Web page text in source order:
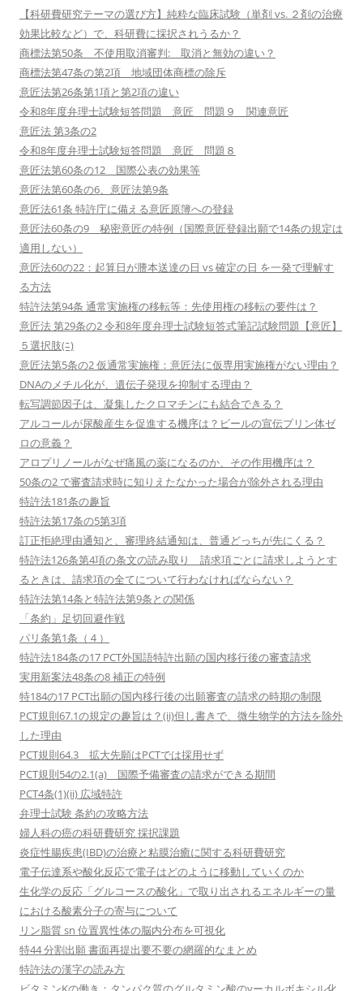
【科研費研究テーマの選び方】純粋な臨床試験（単剤 vs. ２剤の治療
効果比較など）で、科研費に採択されうるか？
商標法第50条 不使用取消審判: 取消と無効の違い？
商標法第47条の第2項 地域団体商標の除斥
意匠法第26条第1項と第2項の違い
令和8年度弁理士試験短答問題 意匠 問題９ 関連意匠
意匠法 第3条の2
令和8年度弁理士試験短答問題 意匠 問題８
意匠法第60条の12 国際公表の効果等
意匠法第60条の6、意匠法第9条
意匠法61条 特許庁に備える意匠原簿への登録
意匠法60条の9 秘密意匠の特例（国際意匠登録出願で14条の規定は
適用しない）
意匠法60の22：起算日が謄本送達の日 vs 確定の日 を一発で理解す
る方法
特許法第94条 通常実施権の移転等：先使用権の移転の要件は？
意匠法 第29条の2 令和8年度弁理士試験短答式筆記試験問題【意匠】
５選択肢(ﾆ)
意匠法第5条の2 仮通常実施権：意匠法に仮専用実施権がない理由？
DNAのメチル化が、遺伝子発現を抑制する理由？
転写調節因子は、凝集したクロマチンにも結合できる？
アルコールが尿酸産生を促進する機序は？ビールの宣伝プリン体ゼ
ロの意義？
アロプリノールがなぜ痛風の薬になるのか、その作用機序は？
50条の2 で審査請求時に知りえたなかった場合が除外される理由
特許法181条の趣旨
特許法第17条の5第3項
訂正拒絶理由通知と、審理終結通知は、普通どっちが先にくる？
特許法126条第4項の条文の読み取り 請求項ごとに請求しようとす
るときは、請求項の全てについて行わなければならない？
特許法第14条と特許法第9条との関係
「条約」足切回避作戦
パリ条第1条（４）
特許法184条の17 PCT外国語特許出願の国内移行後の審査請求
実用新案法48条の8 補正の特例
特184の17 PCT出願の国内移行後の出願審査の請求の時期の制限
PCT規則67.1の規定の趣旨は？(ii)但し書きで、微生物学的方法を除外
した理由
PCT規則64.3 拡大先願はPCTでは採用せず
PCT規則54の2.1(a) 国際予備審査の請求ができる期間
PCT4条(1)(ii) 広域特許
弁理士試験 条約の攻略方法
婦人科の癌の科研費研究 採択課題
炎症性腸疾患(IBD)の治療と粘膜治癒に関する科研費研究
電子伝達系や酸化反応で電子はどのように移動していくのか
生化学の反応「グルコースの酸化」で取り出されるエネルギーの量
における酸素分子の寄与について
リン脂質 sn 位置異性体の脳内分布を可視化
特44 分割出願 書面再提出要不要の網羅的なまとめ
特許法の漢字の読み方